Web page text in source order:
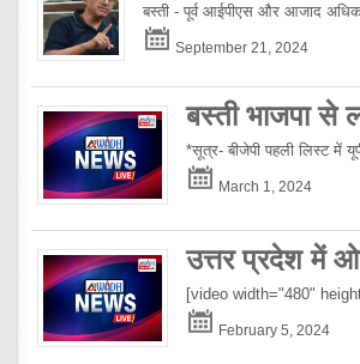
बस्ती - पूर्व आईपीएस और आजाद
September 21, 2024
बस्ती भाजपा से
*सूत्र- बीजेपी पहली लिस्ट में
March 1, 2024
उत्तर प्रदेश में
[video width="480"
February 5, 2024